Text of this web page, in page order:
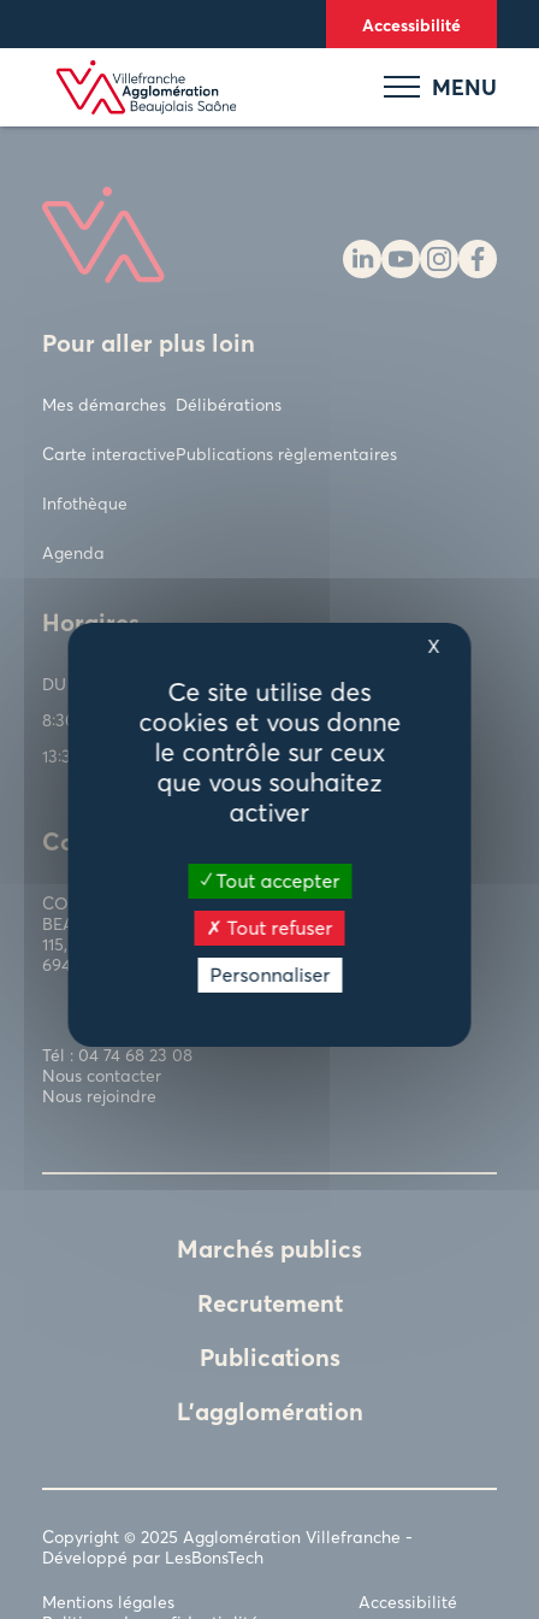
X
Ce site utilise des
cookies et vous donne
le contrôle sur ceux
que vous souhaitez
activer
Tout accepter
Tout refuser
Personnaliser
Accessibilité
MENU
Pour aller plus loin
Mes démarches
Carte interactive
Infothèque
Agenda
Délibérations
Publications règlementaires
Horaires
DU LUNDI AU VENDREDI
8:30 - 12:30
13:30 - 17:00
Contactez-nous
COMMUNAUTÉ D’AGGLOMÉRATION VILLEFRANCHE
BEAUJOLAIS SAÔNE
115, rue Paul Bert
69400 Villefranche-sur-Saône
Tél : 04 74 68 23 08
Nous contacter
Nous rejoindre
Marchés publics
Recrutement
Publications
L'agglomération
Copyright © 2025 Agglomération Villefranche -
Développé par LesBonsTech
Mentions légales
Accessibilité